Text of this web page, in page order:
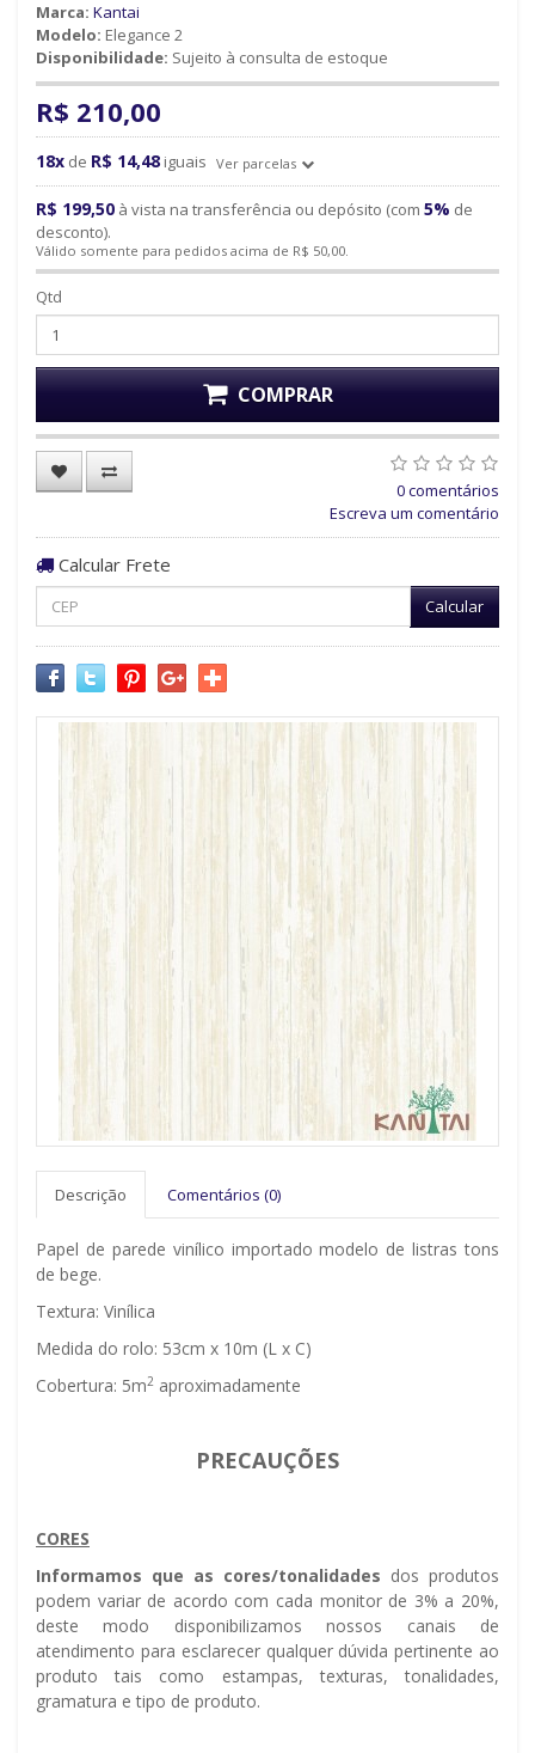
Marca: Kantai
Modelo: Elegance 2
Disponibilidade: Sujeito à consulta de estoque
R$ 210,00
18x de R$ 14,48 iguais Ver parcelas
R$ 199,50 à vista na transferência ou depósito (com 5% de
desconto).
Válido somente para pedidos acima de R$ 50,00.
Qtd
COMPRAR
0 comentários
Escreva um comentário
Calcular Frete
Calcular
Descrição Comentários (0)
Papel de parede vinílico importado modelo de listras tons
de bege.
Textura: Vinílica
Medida do rolo: 53cm x 10m (L x C)
Cobertura: 5m2 aproximadamente
PRECAUÇÕES
CORES
Informamos que as cores/tonalidades dos produtos
podem variar de acordo com cada monitor de 3% a 20%,
deste modo disponibilizamos nossos canais de
atendimento para esclarecer qualquer dúvida pertinente ao
produto tais como estampas, texturas, tonalidades,
gramatura e tipo de produto.